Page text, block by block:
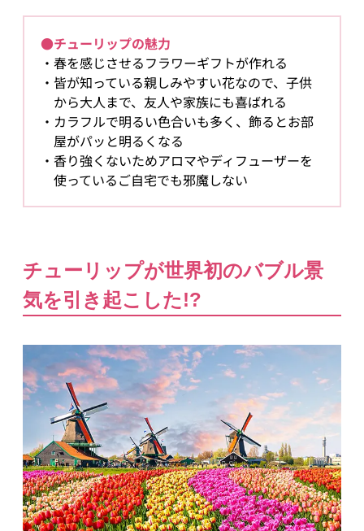
●チューリップの魅力
春を感じさせるフラワーギフトが作れる
皆が知っている親しみやすい花なので、子供
から大人まで、友人や家族にも喜ばれる
カラフルで明るい色合いも多く、飾るとお部
屋がパッと明るくなる
香り強くないためアロマやディフューザーを
使っているご自宅でも邪魔しない
チューリップが世界初のバブル景
気を引き起こした!?